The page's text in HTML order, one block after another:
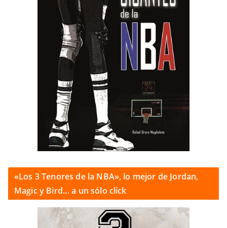
«Los 3 Tenores de la NBA», lo mejor de Jordan,
Magic y Bird… a un sólo click